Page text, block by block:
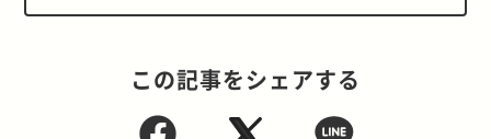
この記事をシェアする